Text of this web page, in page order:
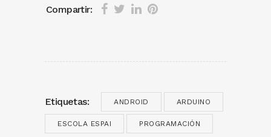
Compartir:
Etiquetas: ANDROID ARDUINO
ESCOLA ESPAI PROGRAMACIÓN